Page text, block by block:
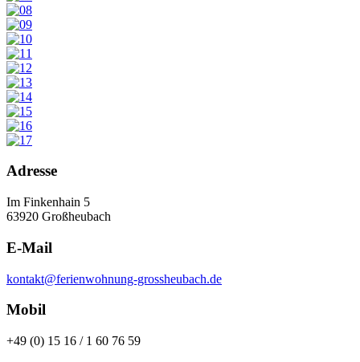
Adresse
Im Finkenhain 5
63920 Großheubach
E-Mail
kontakt@ferienwohnung-grossheubach.de
Mobil
+49 (0) 15 16 / 1 60 76 59